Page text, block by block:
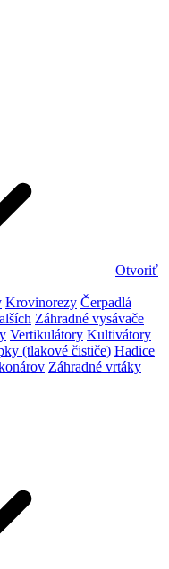
Otvoriť
Krovinorezy Čerpadlá
Záhradné vysávače
Vertikulátory Kultivátory
(tlakové čističe) Hadice
Záhradné vrtáky